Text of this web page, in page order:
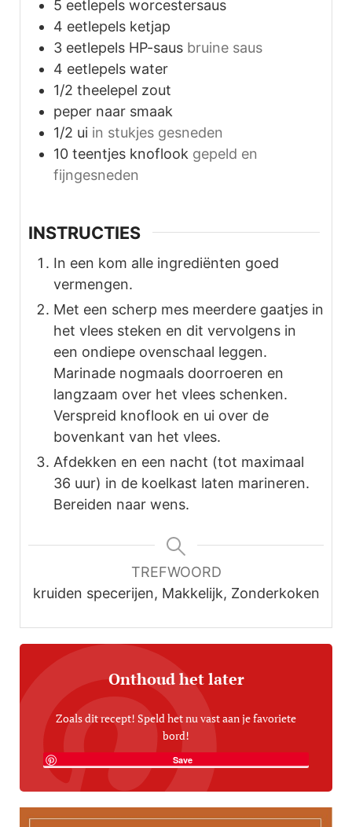
5 eetlepels worcestersaus
4 eetlepels ketjap
3 eetlepels HP-saus bruine saus
4 eetlepels water
1/2 theelepel zout
peper naar smaak
1/2 ui in stukjes gesneden
10 teentjes knoflook gepeld en
fijngesneden
INSTRUCTIES
In een kom alle ingrediënten goed
vermengen.
Met een scherp mes meerdere gaatjes in
het vlees steken en dit vervolgens in
een ondiepe ovenschaal leggen.
Marinade nogmaals doorroeren en
langzaam over het vlees schenken.
Verspreid knoflook en ui over de
bovenkant van het vlees.
Afdekken en een nacht (tot maximaal
36 uur) in de koelkast laten marineren.
Bereiden naar wens.
TREFWOORD
kruiden specerijen, Makkelijk, Zonderkoken
Onthoud het later
Zoals dit recept! Speld het nu vast aan je favoriete
bord!
Save